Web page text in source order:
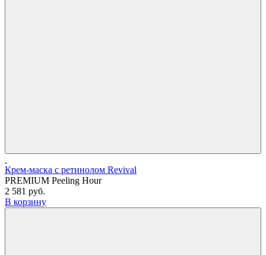
Крем-маска с ретинолом Revival
PREMIUM Peeling Hour
2 581 руб.
В корзину